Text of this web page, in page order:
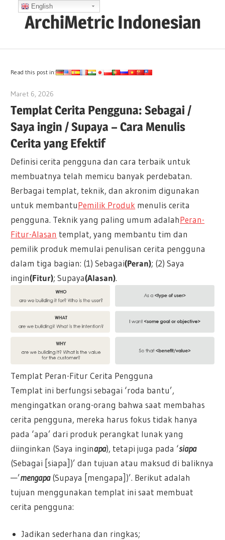
ArchiMetric Indonesian
Ops,
and
More
Read this post in:
Maret 6, 2026
Templat Cerita Pengguna: Sebagai /
Saya ingin / Supaya – Cara Menulis
Cerita yang Efektif
Definisi cerita pengguna dan cara terbaik untuk
membuatnya telah memicu banyak perdebatan.
Berbagai templat, teknik, dan akronim digunakan
untuk membantuPemilik Produk menulis cerita
pengguna. Teknik yang paling umum adalahPeran-
Fitur-Alasan templat, yang membantu tim dan
pemilik produk memulai penulisan cerita pengguna
dalam tiga bagian: (1) Sebagai(Peran); (2) Saya
ingin(Fitur); Supaya(Alasan).
Templat Peran-Fitur Cerita Pengguna
Templat ini berfungsi sebagai ‘roda bantu’,
mengingatkan orang-orang bahwa saat membahas
cerita pengguna, mereka harus fokus tidak hanya
pada ‘apa’ dari produk perangkat lunak yang
diinginkan (Saya inginapa), tetapi juga pada ‘siapa
(Sebagai [siapa])’ dan tujuan atau maksud di baliknya
—’mengapa(Supaya [mengapa])’. Berikut adalah
tujuan menggunakan templat ini saat membuat
cerita pengguna:
Jadikan sederhana dan ringkas;
English